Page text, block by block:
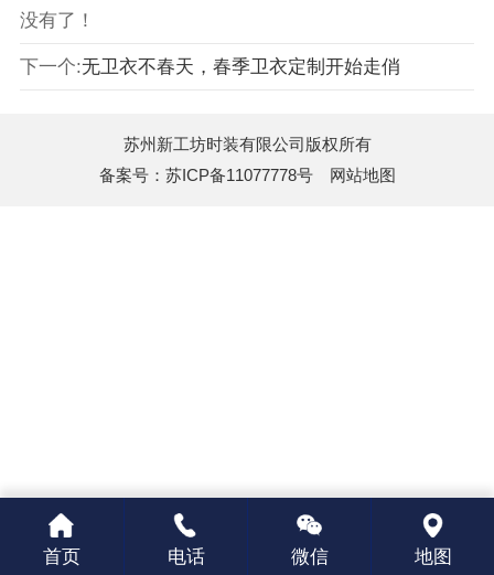
没有了！
下一个:无卫衣不春天，春季卫衣定制开始走俏
苏州新工坊时装有限公司版权所有
备案号： 苏ICP备11077778号 网站地图
首页 电话 微信 地图